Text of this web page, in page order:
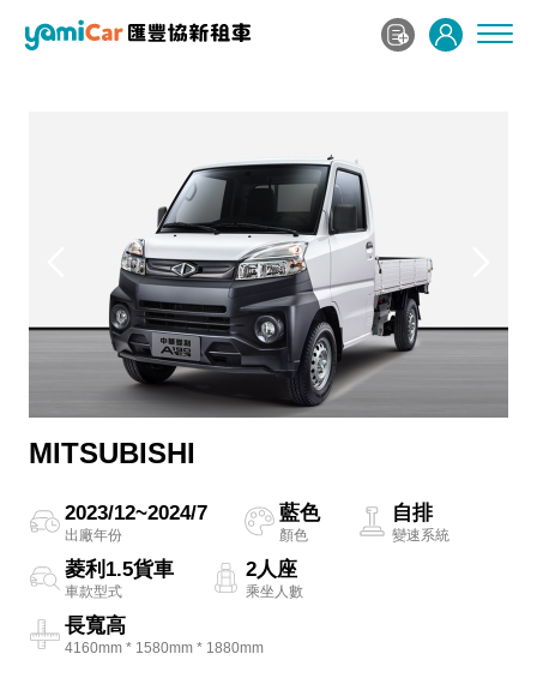
MITSUBISHI
2023/12~2024/7
出廠年份
藍色
顏色
自排
變速系統
菱利1.5貨車
車款型式
2人座
乘坐人數
長寬高
4160mm * 1580mm * 1880mm